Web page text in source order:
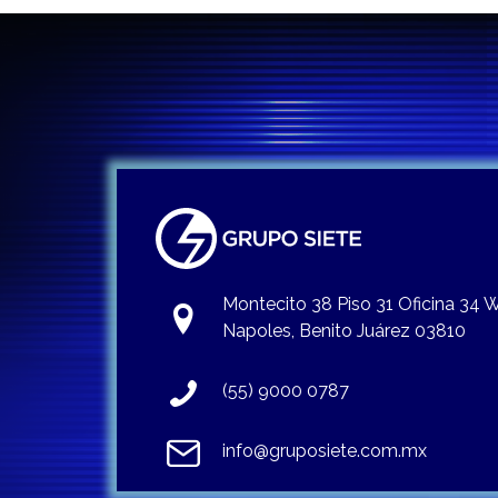
Montecito 38 Piso 31 Oficina 34
Napoles, Benito Juárez 03810
(55) 9000 0787
info@gruposiete.com.mx